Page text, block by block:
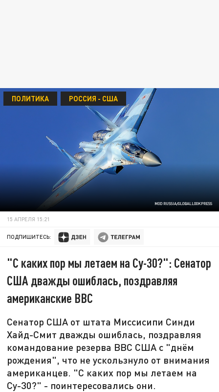
MOD RUSSIA/GLOBALLOOKPRESS
ПОЛИТИКА РОССИЯ - США
15 АПРЕЛЯ 15:21
ПОДПИШИТЕСЬ:
"С каких пор мы летаем на Су-30?": Сенатор
США дважды ошиблась, поздравляя
американские ВВС
Сенатор США от штата Миссисипи Синди
Хайд-Смит дважды ошиблась, поздравляя
командование резерва ВВС США с "днём
рождения", что не ускользнуло от внимания
американцев. "С каких пор мы летаем на
Су-30?" - поинтересовались они.